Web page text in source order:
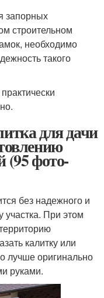
запорных
строительном
необходимо
такого
для дачи
(95 фото-
без надежного и
участка. При этом
калитку или
лучше оригинально
руками.